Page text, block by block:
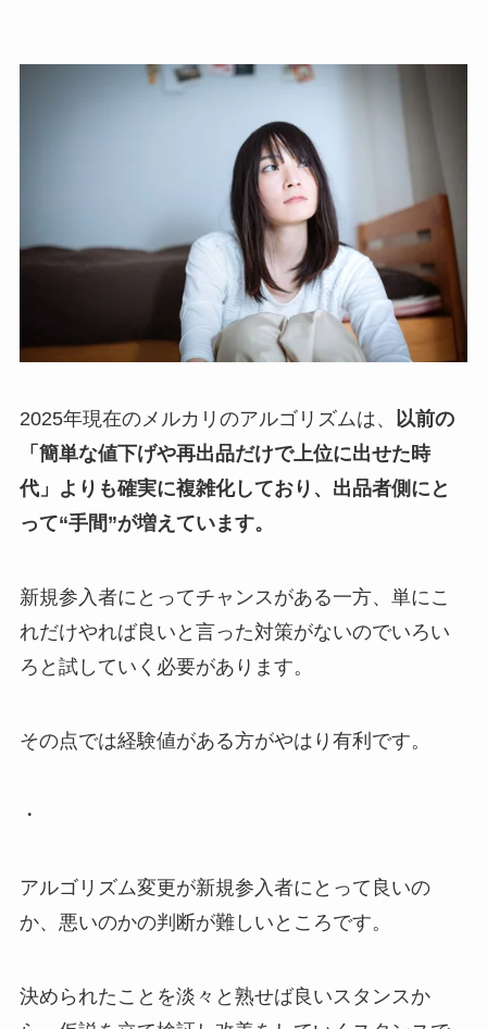
2025年現在のメルカリのアルゴリズムは、 以前の
「簡単な値下げや再出品だけで上位に出せた時
代」よりも確実に複雑化しており、出品者側にと
って“手間”が増えています。
新規参入者にとってチャンスがある一方、単にこ
れだけやれば良いと言った対策がないのでいろい
ろと試していく必要があります。
その点では経験値がある方がやはり有利です。
・
アルゴリズム変更が新規参入者にとって良いの
か、悪いのかの判断が難しいところです。
決められたことを淡々と熟せば良いスタンスか